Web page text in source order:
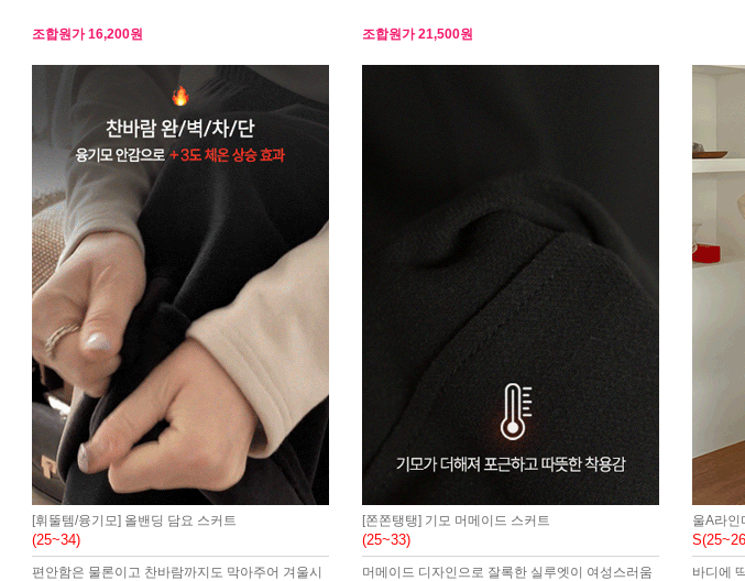
조합원가16,200원 조합원가21,500원
[휘뚤템/융기모] 올밴딩 담요 스커트
(25~34)
편안함은 물론이고 찬바람까지도 막아주어 겨울시
[쫀쫀탱탱] 기모 머메이드 스커트
(25~33)
머메이드 디자인으로 잘록한 실루엣이 여성스러움
울A라인
바디에